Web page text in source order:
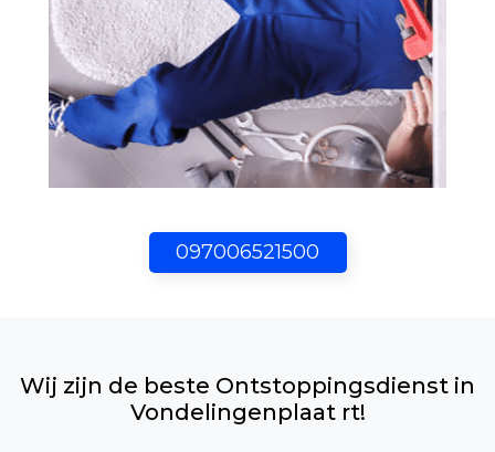
097006521500
Wij zijn de beste Ontstoppingsdienst in
Vondelingenplaat rt!